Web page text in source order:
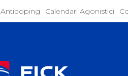
Antidoping Calendari Agonistici